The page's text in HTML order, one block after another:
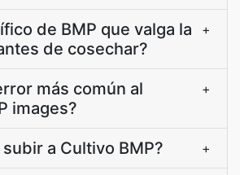
de BMP que valga la
de cosechar?
+
más común al
images?
+
a Cultivo BMP? +